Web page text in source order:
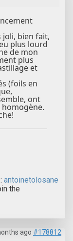
joli, bien fait,
plus lourd
de mon
plus
et
(foils en
ont
antoinetolosane
the
ago #178812